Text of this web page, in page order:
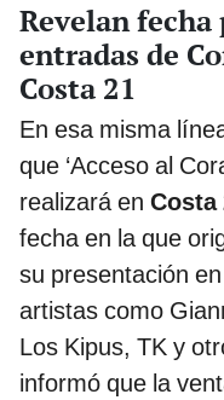
Revelan fecha
entradas de
Costa 21
En esa misma
que ‘Acceso al
realizará en Costa
fecha en la que
su presentación
artistas como
Los Kipus, TK y
informó que la